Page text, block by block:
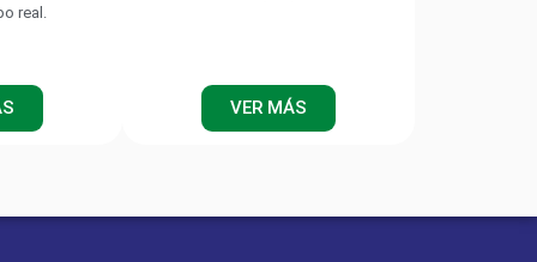
real.
VER MÁS